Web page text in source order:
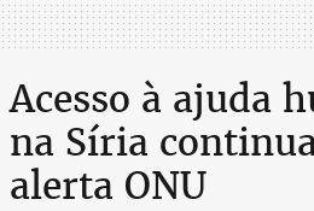
Acesso à ajuda
na Síria
alerta ONU